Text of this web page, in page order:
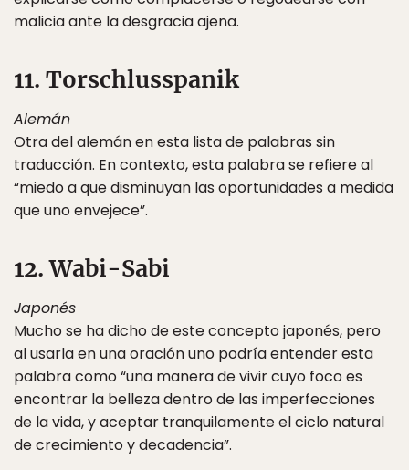
malicia ante la desgracia ajena.
11. Torschlusspanik
Alemán
Otra del alemán en esta lista de palabras sin
traducción. En contexto, esta palabra se refiere al
“miedo a que disminuyan las oportunidades a medida
que uno envejece”.
12. Wabi-Sabi
Japonés
Mucho se ha dicho de este concepto japonés, pero
al usarla en una oración uno podría entender esta
palabra como “una manera de vivir cuyo foco es
encontrar la belleza dentro de las imperfecciones
de la vida, y aceptar tranquilamente el ciclo natural
de crecimiento y decadencia”.